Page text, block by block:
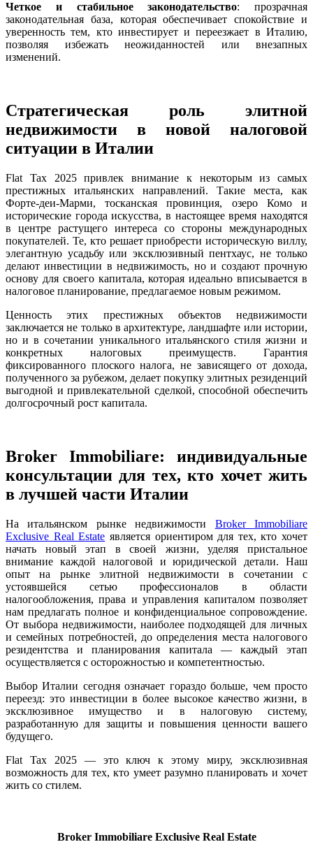
Четкое и стабильное законодательство: прозрачная
законодательная база, которая обеспечивает спокойствие и
уверенность тем, кто инвестирует и переезжает в Италию,
позволяя избежать неожиданностей или внезапных
изменений.
Стратегическая роль элитной
недвижимости в новой налоговой
ситуации в Италии
Flat Tax 2025 привлек внимание к некоторым из самых
престижных итальянских направлений. Такие места, как
Форте-деи-Марми, тосканская провинция, озеро Комо и
исторические города искусства, в настоящее время находятся
в центре растущего интереса со стороны международных
покупателей. Те, кто решает приобрести историческую виллу,
элегантную усадьбу или эксклюзивный пентхаус, не только
делают инвестиции в недвижимость, но и создают прочную
основу для своего капитала, которая идеально вписывается в
налоговое планирование, предлагаемое новым режимом.
Ценность этих престижных объектов недвижимости
заключается не только в архитектуре, ландшафте или истории,
но и в сочетании уникального итальянского стиля жизни и
конкретных налоговых преимуществ. Гарантия
фиксированного плоского налога, не зависящего от дохода,
полученного за рубежом, делает покупку элитных резиденций
выгодной и привлекательной сделкой, способной обеспечить
долгосрочный рост капитала.
Broker Immobiliare: индивидуальные
консультации для тех, кто хочет жить
в лучшей части Италии
На итальянском рынке недвижимости Broker Immobiliare
Exclusive Real Estate является ориентиром для тех, кто хочет
начать новый этап в своей жизни, уделяя пристальное
внимание каждой налоговой и юридической детали. Наш
опыт на рынке элитной недвижимости в сочетании с
устоявшейся сетью профессионалов в области
налогообложения, права и управления капиталом позволяет
нам предлагать полное и конфиденциальное сопровождение.
От выбора недвижимости, наиболее подходящей для личных
и семейных потребностей, до определения места налогового
резидентства и планирования капитала — каждый этап
осуществляется с осторожностью и компетентностью.
Выбор Италии сегодня означает гораздо больше, чем просто
переезд: это инвестиции в более высокое качество жизни, в
эксклюзивное имущество и в налоговую систему,
разработанную для защиты и повышения ценности вашего
будущего.
Flat Tax 2025 — это ключ к этому миру, эксклюзивная
возможность для тех, кто умеет разумно планировать и хочет
жить со стилем.
Broker Immobiliare Exclusive Real Estate